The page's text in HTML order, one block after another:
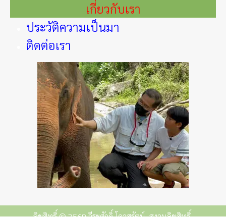
เกี่ยวกับเรา
ประวัติความเป็นมา
ติดต่อเรา